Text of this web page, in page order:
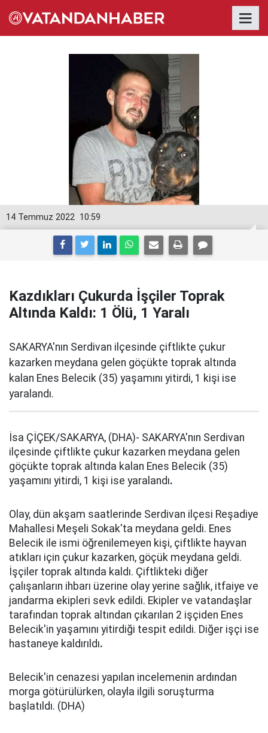
10:59
14 Temmuz 2022
Kazdıkları Çukurda İşçiler Toprak
Altında Kaldı: 1 Ölü, 1 Yaralı
SAKARYA'nın Serdivan ilçesinde çiftlikte çukur
kazarken meydana gelen göçükte toprak altında
kalan Enes Belecik (35) yaşamını yitirdi, 1 kişi ise
yaralandı.
İsa ÇİÇEK/SAKARYA, (DHA)- SAKARYA'nın Serdivan
ilçesinde çiftlikte çukur kazarken meydana gelen
göçükte toprak altında kalan Enes Belecik (35)
yaşamını yitirdi, 1 kişi ise yaralandı.
Olay, dün akşam saatlerinde Serdivan ilçesi Reşadiye
Mahallesi Meşeli Sokak'ta meydana geldi. Enes
Belecik ile ismi öğrenilemeyen kişi, çiftlikte hayvan
atıkları için çukur kazarken, göçük meydana geldi.
İşçiler toprak altında kaldı. Çiftlikteki diğer
çalışanların ihbarı üzerine olay yerine sağlık, itfaiye ve
jandarma ekipleri sevk edildi. Ekipler ve vatandaşlar
tarafından toprak altından çıkarılan 2 işçiden Enes
Belecik'in yaşamını yitirdiği tespit edildi. Diğer işçi ise
hastaneye kaldırıldı.
Belecik'in cenazesi yapılan incelemenin ardından
morga götürülürken, olayla ilgili soruşturma
başlatıldı. (DHA)